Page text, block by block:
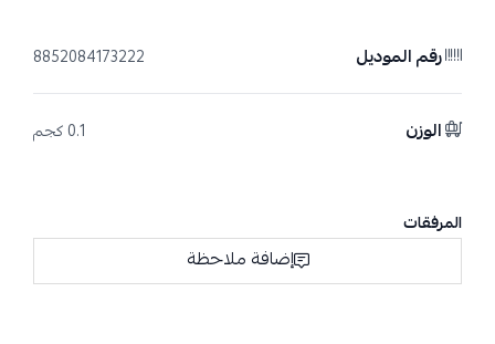
رقم الموديل 8852084173222
الوزن 0.1 كجم
المرفقات
إضافة ملاحظة